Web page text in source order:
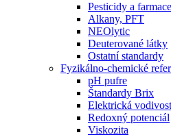
Pesticidy a
Alkany, PFT
NEOlytic
Deuterované látky
Ostatní standardy
Fyzikálno-chemické
pH pufre
Štandardy Brix
Elektrická
Redoxný potenciál
Viskozita